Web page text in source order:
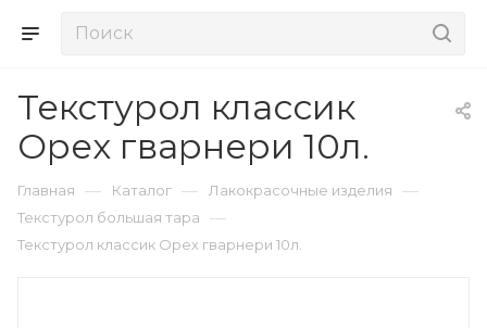
Текстурол классик
Орех гварнери 10л.
Главная — Каталог — Лакокрасочные изделия —
Текстурол большая тара —
Текстурол классик Орех гварнери 10л.